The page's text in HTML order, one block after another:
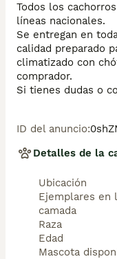
Todos los
líneas nacionales.
Se entregan en
calidad preparado
climatizado con
comprador.
Si tienes dudas o
este) en un
vocación en una
encima de todo,
ID del anuncio:
Detalles de la
Ubicación
Ejemplares en
camada
Raza
Edad
Mascota